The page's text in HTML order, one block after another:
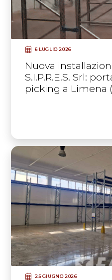
6 LUGLIO 2026
Nuova
S.I.P.R.E.S. Srl:
picking a Limena
25 GIUGNO 2026